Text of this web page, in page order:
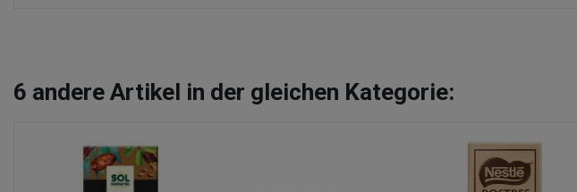
6 andere Artikel in der gleichen Kategorie: